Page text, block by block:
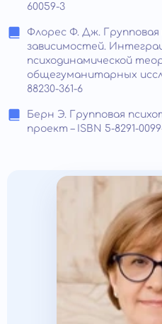
60059-3
Флорес Ф. Дж. Групповая
зависимостей.
психодинамической
общегуманитарных
88230-361-6
Берн Э. Групповая
проект – ISBN 5-8291-